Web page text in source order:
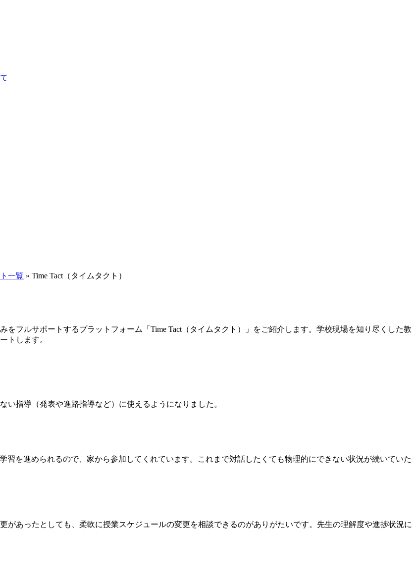
一覧 » Time Tact（タイムタクト）
フルサポートするプラットフォーム「Time Tact（タイムタクト）」をご紹介します。学校現場を知り尽くした教
トします。
指導（発表や進路指導など）に使えるようになりました。
習を進められるので、家から参加してくれています。これまで対話したくても物理的にできない状況が続いていた
があったとしても、柔軟に授業スケジュールの変更を相談できるのがありがたいです。先生の理解度や進捗状況に